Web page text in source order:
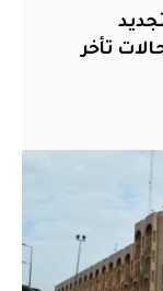
(7) أيام لتجديد
تأخر